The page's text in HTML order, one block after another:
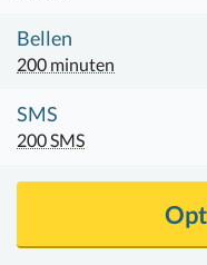
Bellen
200 minuten
SMS
200 SMS